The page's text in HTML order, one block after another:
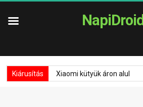
NapiDroid
Kiárusítás Xiaomi kütyük áron alul